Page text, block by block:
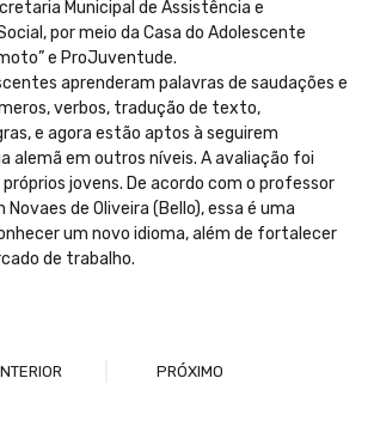
Municipal de Assistência e
por meio da Casa do Adolescente
e ProJuventude.
aprenderam palavras de saudações e
verbos, tradução de texto,
e agora estão aptos à seguirem
alemã em outros níveis. A avaliação foi
jovens. De acordo com o professor
de Oliveira (Bello), essa é uma
um novo idioma, além de fortalecer
de trabalho.
PRÓXIMO